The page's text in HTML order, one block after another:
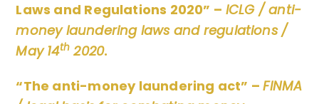
Laws and Regulations 2020” – ICLG / anti-
money laundering laws and regulations /
May 14th 2020.
“The anti-money laundering act” –FINMA